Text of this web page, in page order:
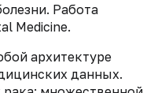
Работа
Medicine.
архитектуре
данных.